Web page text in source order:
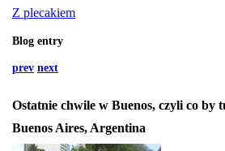
Z plecakiem
Blog entry
prev next
Buenos Aires, Argentina